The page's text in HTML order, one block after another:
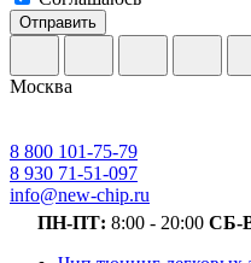
Отправить
Москва
8 800 101-75-79
8 930 71-51-097
info@new-chip.ru
ПН-ПТ: 8:00 - 20:00 СБ-